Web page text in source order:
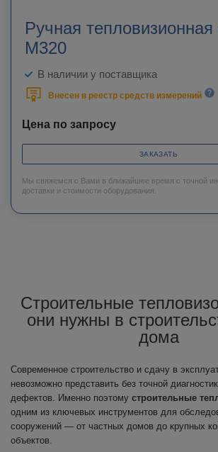
Ручная
M320
В наличии у поставщика
Внесен в реестр средств измерений
Цена по запросу
ЗАКАЗАТЬ
Мы свяжемся с Вами в ближайшее время с точной
доставки и стоимости оборудования.
Строительные
они нужны в
дома
Современное строительство и сдачу в
невозможно представить без точной
дефектов. Именно поэтому строительные
одним из ключевых инструментов для
сооружений — от частных домов до крупных
объектов.